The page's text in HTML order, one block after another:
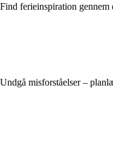
Find ferieinspiration gennem
Undgå misforståelser –